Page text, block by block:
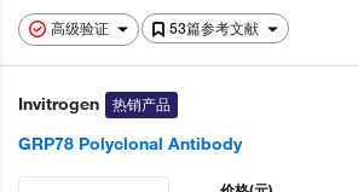
高级验证 53篇参考文献
Invitrogen 热销产品
GRP78 Polyclonal Antibody